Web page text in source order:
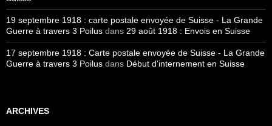
19 septembre 1918 : carte postale envoyée de Suisse - La Grande
Guerre à travers 3 Poilus dans 29 août 1918 : Envois en Suisse
17 septembre 1918 : Carte postale envoyée de Suisse - La Grande
Guerre à travers 3 Poilus dans Début d’internement en Suisse
ARCHIVES